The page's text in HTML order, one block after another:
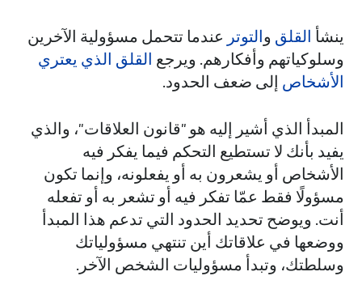
ينشأ القلق والتوتر عندما تتحمل مسؤولية الآخرين
وسلوكياتهم وأفكارهم. ويرجع القلق الذي يعتري
الأشخاص إلى ضعف الحدود.
المبدأ الذي أشير إليه هو "قانون العلاقات"، والذي
يفيد بأنك لا تستطيع التحكم فيما يفكر فيه
الأشخاص أو يشعرون به أو يفعلونه، وإنما تكون
مسؤولًا فقط عمّا تفكر فيه أو تشعر به أو تفعله
أنت. ويوضح تحديد الحدود التي تدعم هذا المبدأ
ووضعها في علاقاتك أين تنتهي مسؤولياتك
وسلطتك، وتبدأ مسؤوليات الشخص الآخر.